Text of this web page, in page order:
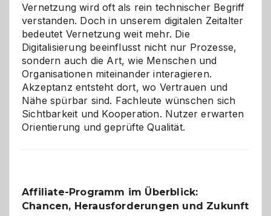
Vernetzung wird oft als rein technischer Begriff
verstanden. Doch in unserem digitalen Zeitalter
bedeutet Vernetzung weit mehr. Die
Digitalisierung beeinflusst nicht nur Prozesse,
sondern auch die Art, wie Menschen und
Organisationen miteinander interagieren.
Akzeptanz entsteht dort, wo Vertrauen und
Nähe spürbar sind. Fachleute wünschen sich
Sichtbarkeit und Kooperation. Nutzer erwarten
Orientierung und geprüfte Qualität.
Affiliate-Programm im Überblick:
Chancen, Herausforderungen und Zukunft